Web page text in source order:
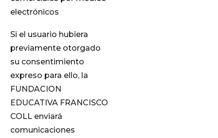
electrónicos
Si el usuario hubiera
previamente otorgado
su consentimiento
expreso para ello, la
FUNDACION
EDUCATIVA FRANCISCO
COLL enviará
comunicaciones